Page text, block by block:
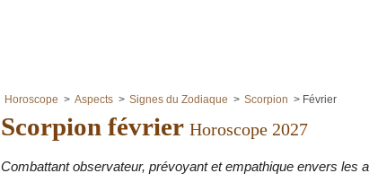
Horoscope Aspects Signes du Zodiaque Scorpion Février
Scorpion février Horoscope 2027
Combattant observateur, prévoyant et empathique envers les